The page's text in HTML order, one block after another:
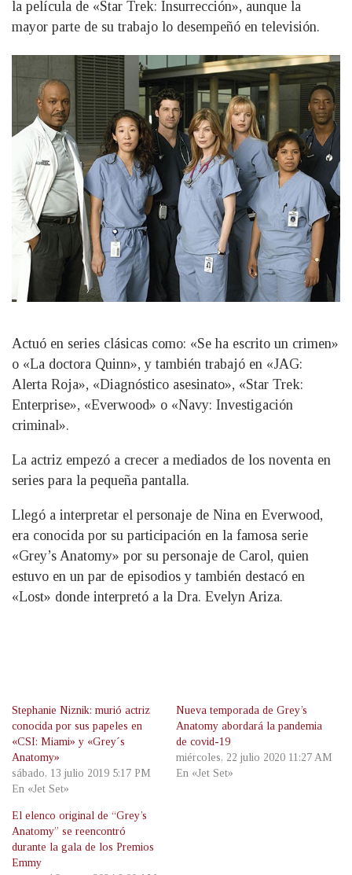
la película de «Star Trek: Insurrección», aunque la
mayor parte de su trabajo lo desempeñó en televisión.
Actuó en series clásicas como: «Se ha escrito un crimen»
o «La doctora Quinn», y también trabajó en «JAG:
Alerta Roja», «Diagnóstico asesinato», «Star Trek:
Enterprise», «Everwood» o «Navy: Investigación
criminal».
La actriz empezó a crecer a mediados de los noventa en
series para la pequeña pantalla.
Llegó a interpretar el personaje de Nina en Everwood,
era conocida por su participación en la famosa serie
«Grey’s Anatomy» por su personaje de Carol, quien
estuvo en un par de episodios y también destacó en
«Lost» donde interpretó a la Dra. Evelyn Ariza.
Stephanie Niznik: murió actriz
conocida por sus papeles en
«CSI: Miami» y «Grey´s
Anatomy»
sábado, 13 julio 2019 5:17 PM
En «Jet Set»
Nueva temporada de Grey’s
Anatomy abordará la pandemia
de covid-19
miércoles, 22 julio 2020 11:27 AM
En «Jet Set»
El elenco original de “Grey’s
Anatomy” se reencontró
durante la gala de los Premios
Emmy